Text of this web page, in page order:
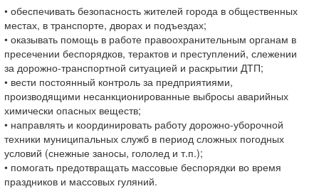
• обеспечивать безопасность жителей города в общественных
местах, в транспорте, дворах и подъездах;
• оказывать помощь в работе правоохранительным органам в
пресечении беспорядков, терактов и преступлений, слежении
за дорожно-транспортной ситуацией и раскрытии ДТП;
• вести постоянный контроль за предприятиями,
производящими несанкционированные выбросы аварийных
химически опасных веществ;
• направлять и координировать работу дорожно-уборочной
техники муниципальных служб в период сложных погодных
условий (снежные заносы, гололед и т.п.);
• помогать предотвращать массовые беспорядки во время
праздников и массовых гуляний.